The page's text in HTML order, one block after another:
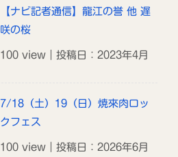
【ナビ記者通信】龍江の誉 他 遅
咲の桜
100 view｜投稿日：2023年4月
7/18（土）19（日）焼來肉ロッ
クフェス
100 view｜投稿日：2026年6月